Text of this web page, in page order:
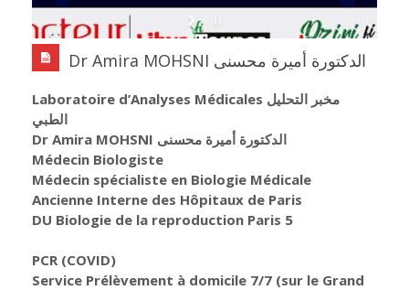
Dr Amira MOHSNI الدكتورة أميرة محسنى
Laboratoire d’Analyses Médicales مخبر التحليل
الطبي
Dr Amira MOHSNI الدكتورة أميرة محسنى
Médecin Biologiste
Médecin spécialiste en Biologie Médicale
Ancienne Interne des Hôpitaux de Paris
DU Biologie de la reproduction Paris 5
PCR (COVID)
Service Prélèvement à domicile 7/7 (sur le Grand